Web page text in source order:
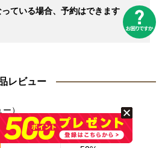
ている場合、予約はできます
レビュー
）
0%